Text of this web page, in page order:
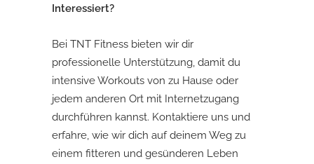
Interessiert?
Bei TNT Fitness bieten wir dir
professionelle Unterstützung, damit du
intensive Workouts von zu Hause oder
jedem anderen Ort mit Internetzugang
durchführen kannst. Kontaktiere uns und
erfahre, wie wir dich auf deinem Weg zu
einem fitteren und gesünderen Leben